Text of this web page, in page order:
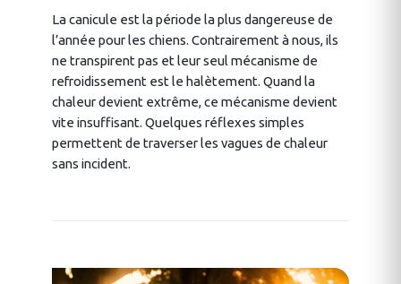
La canicule est la période la plus dangereuse de
l’année pour les chiens. Contrairement à nous, ils
ne transpirent pas et leur seul mécanisme de
refroidissement est le halètement. Quand la
chaleur devient extrême, ce mécanisme devient
vite insuffisant. Quelques réflexes simples
permettent de traverser les vagues de chaleur
sans incident.